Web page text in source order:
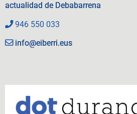
actualidad de Debabarrena
946 550 033
info@eiberri.eus